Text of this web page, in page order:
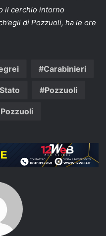
il cerchio intorno
di Pozzuoli, ha le ore
Carabinieri
Pozzuoli